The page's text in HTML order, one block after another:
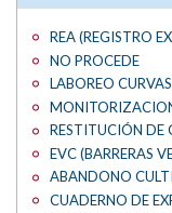
REA (REGISTRO
NO PROCEDE
LABOREO
RESTITUCIÓN DE
EVC (BARRERAS
ABANDONO
CUADERNO DE